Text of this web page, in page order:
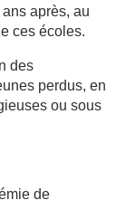
après, au
ces écoles.
des
perdus, en
ou sous
de